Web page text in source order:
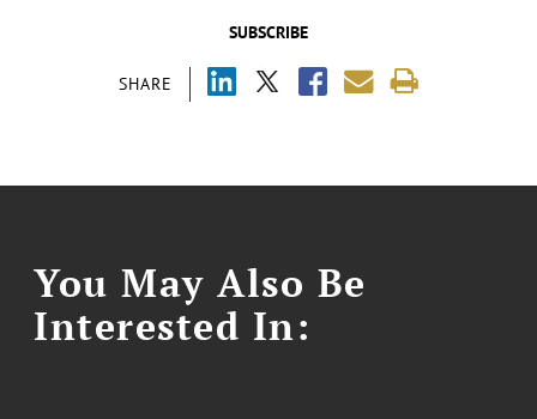
SUBSCRIBE
SHARE
You May Also Be
Interested In: